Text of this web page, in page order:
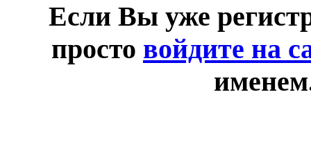
Если Вы уже
просто войдите на